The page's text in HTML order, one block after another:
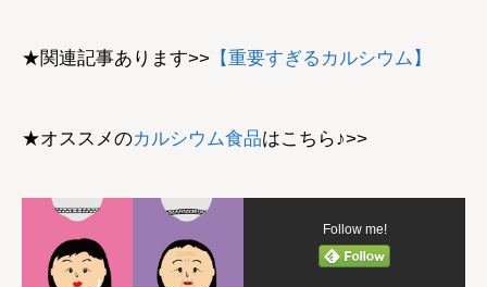
★関連記事あります>> 【重要すぎるカルシウム】
★オススメのカルシウム食品はこちら♪>>
Follow me!